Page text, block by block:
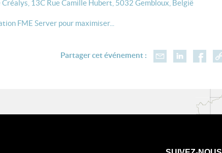
13C Rue Camille Hubert, 5032 Gembloux, België
FME Server pour maximiser...
Partager cet événement :